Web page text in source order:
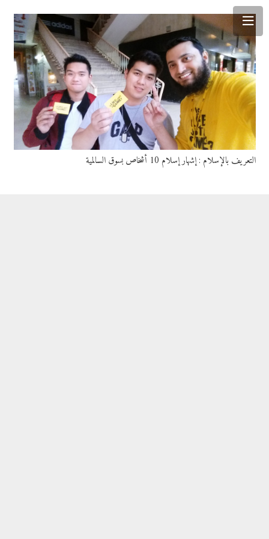
التعريف بالإسلام : إشهار إسلام 10 أشخاص بسوق السالمية